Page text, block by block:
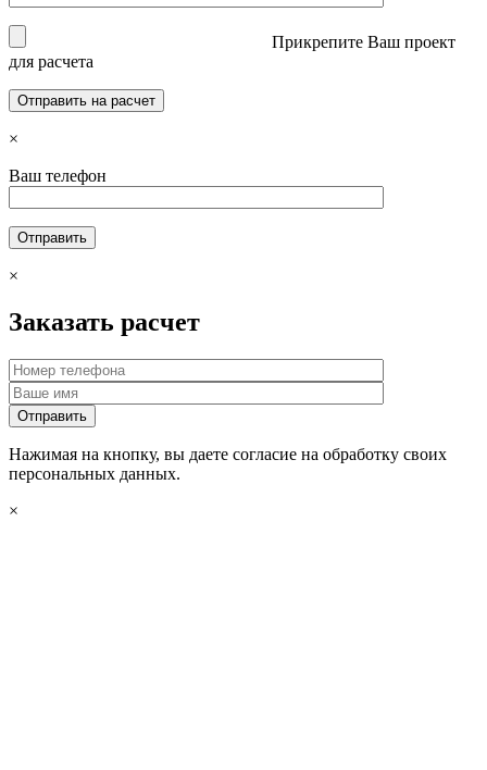
Прикрепите Ваш проект
для расчета
×
Ваш телефон
×
Заказать расчет
Нажимая на кнопку, вы даете согласие на обработку своих
персональных данных.
×